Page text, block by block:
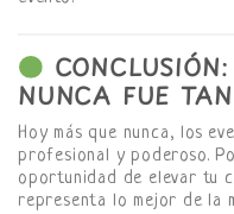
NUNCA FUE
Hoy más que nunca, los
profesional y poderoso.
oportunidad de elevar tu
representa lo mejor de la